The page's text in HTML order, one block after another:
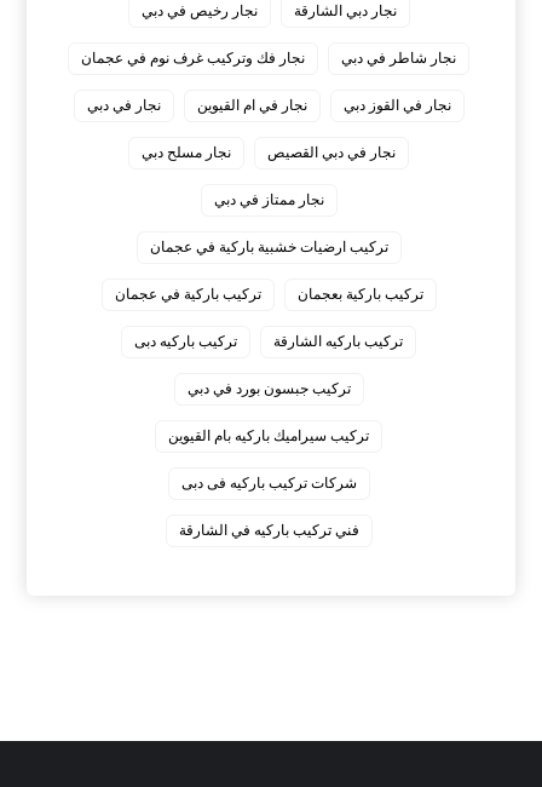
نجار دبي الشارقة نجار رخيص في دبي
نجار شاطر في دبي نجار فك وتركيب غرف نوم في عجمان
نجار في القوز دبي نجار في ام القيوين نجار في دبي
نجار في دبي القصيص نجار مسلح دبي
نجار ممتاز في دبي
‏تركيب ارضيات خشبية باركية في عجمان
‏تركيب باركية بعجمان ‏تركيب باركية في عجمان
‏تركيب باركيه الشارقة ‏تركيب باركيه دبى
‏تركيب جبسون بورد في دبي
‏تركيب سيراميك باركيه بام القيوين
‏شركات تركيب باركيه فى دبى
‏فني تركيب باركيه في الشارقة